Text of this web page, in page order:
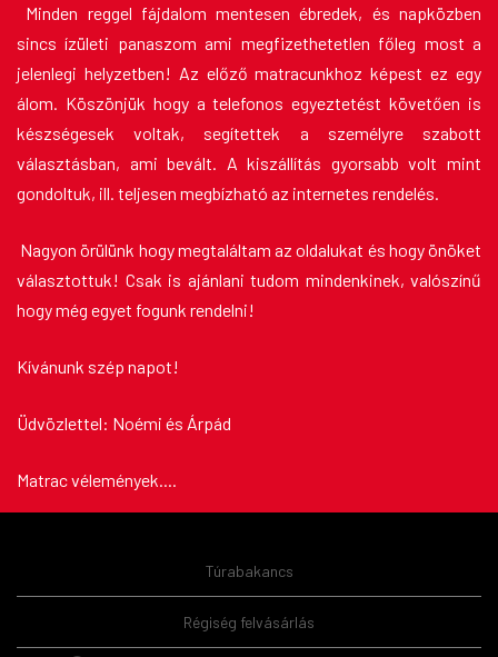
Minden reggel fájdalom mentesen ébredek, és napközben
sincs ízületi panaszom ami megfizethetetlen főleg most a
jelenlegi helyzetben! Az előző matracunkhoz képest ez egy
álom. Köszönjük hogy a telefonos egyeztetést követően is
készségesek voltak, segítettek a személyre szabott
választásban, ami bevált. A kiszállítás gyorsabb volt mint
gondoltuk, ill. teljesen megbízható az internetes rendelés.
Nagyon örülünk hogy megtaláltam az oldalukat és hogy önöket
választottuk! Csak is ajánlani tudom mindenkinek, valószínű
hogy még egyet fogunk rendelni!
Kívánunk szép napot!
Üdvözlettel: Noémi és Árpád
Matrac vélemények....
Túrabakancs
Régiség felvásárlás